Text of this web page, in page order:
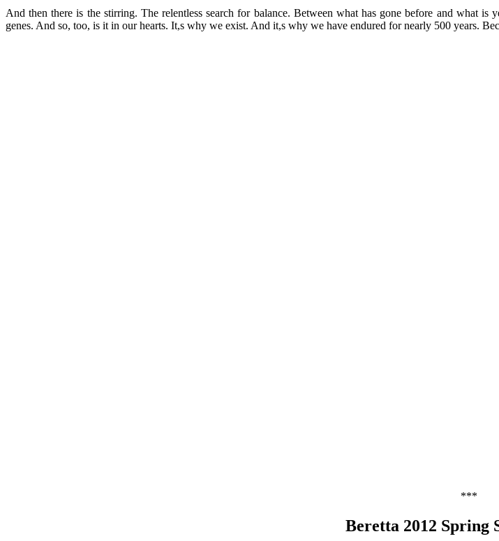
And then there is the stirring. The relentless search for balance. Between what has gone before and what
genes. And so, too, is it in our hearts. It,s why we exist. And it,s why we have endured for nearly 500 years.
***
Beretta 2012 Spring